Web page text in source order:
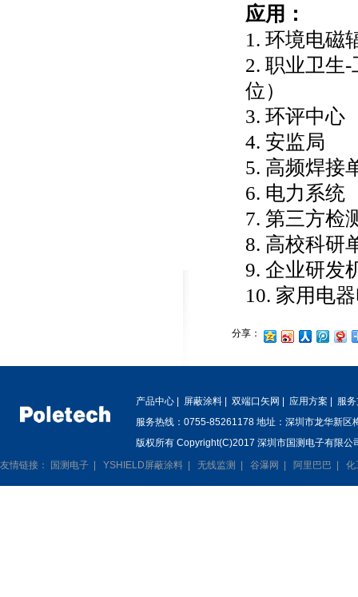
应用：
1. 环境电磁
2. 职业卫生
位）
3. 环评中心
4. 安监局
5. 高频焊接
6. 电力系统
7. 第三方检
8. 高校科研
9. 企业研发
10. 家用电
分享：
产品中心 屏蔽涂料 双端口矢网 应用方案
服
服务热线：0755-85261178 地址：深圳市龙华新区
版权所有 Copyright(C)2017 深圳市国测电子有限公
友情链接：
国测电子 YSHIELD屏蔽涂料 无线监测 谷瀑网 阿里巴巴 化